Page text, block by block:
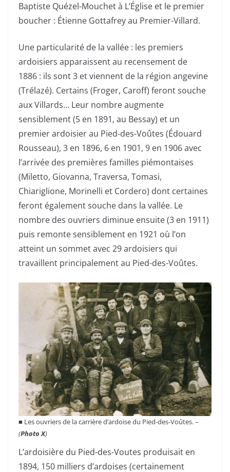
Baptiste Quézel-Mouchet à L’Église et le premier
boucher : Étienne Gottafrey au Premier-Villard.
Une particularité de la vallée : les premiers
ardoisiers apparaissent au recensement de
1886 : ils sont 3 et viennent de la région angevine
(Trélazé). Certains (Froger, Caroff) feront souche
aux Villards… Leur nombre augmente
sensiblement (5 en 1891, au Bessay) et un
premier ardoisier au Pied-des-Voûtes (Édouard
Rousseau), 3 en 1896, 6 en 1901, 9 en 1906 avec
l’arrivée des premières familles piémontaises
(Miletto, Giovanna, Traversa, Tomasi,
Chiariglione, Morinelli et Cordero) dont certaines
feront également souche dans la vallée. Le
nombre des ouvriers diminue ensuite (3 en 1911)
puis remonte sensiblement en 1921 où l’on
atteint un sommet avec 29 ardoisiers qui
travaillent principalement au Pied-des-Voûtes.
■ Les ouvriers de la carrière d’ardoise du Pied-des-Voûtes. –
(Photo X)
L’ardoisière du Pied-des-Voutes produisait en
1894, 150 milliers d’ardoises (certainement